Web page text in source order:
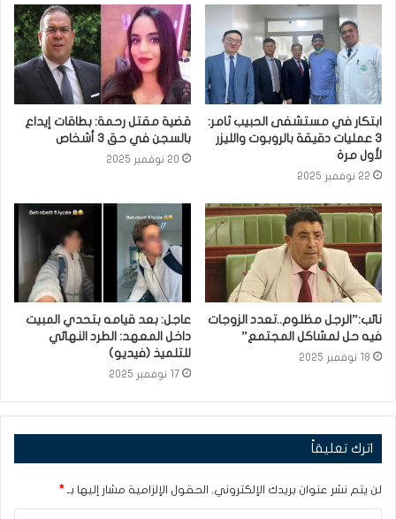
ابتكار في مستشفى الحبيب ثامر:
3 عمليات دقيقة بالروبوت والليزر
لأول مرة
22 نوفمبر 2025
قضية مقتل رحمة: بطاقات إيداع
بالسجن في حق 3 أشخاص
20 نوفمبر 2025
نائب:”الرجل مظلوم..تعدد الزوجات
فيه حل لمشاكل المجتمع”
18 نوفمبر 2025
عاجل: بعد قيامه بتحدي المبيت
داخل المعهد: الطرد النهائي
للتلميذ (فيديو)
17 نوفمبر 2025
اترك تعليقاً
لن يتم نشر عنوان بريدك الإلكتروني. الحقول الإلزامية مشار إليها بـ *